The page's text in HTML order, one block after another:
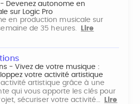
Devenez autonome en
sur Logic Pro
en production musicale sur
de 35 heures.
Lire
- Vivez de votre musique :
votre activité artistique
artistique grâce à une
qui vous apporte les clés pour
sécuriser votre activité…
Lire